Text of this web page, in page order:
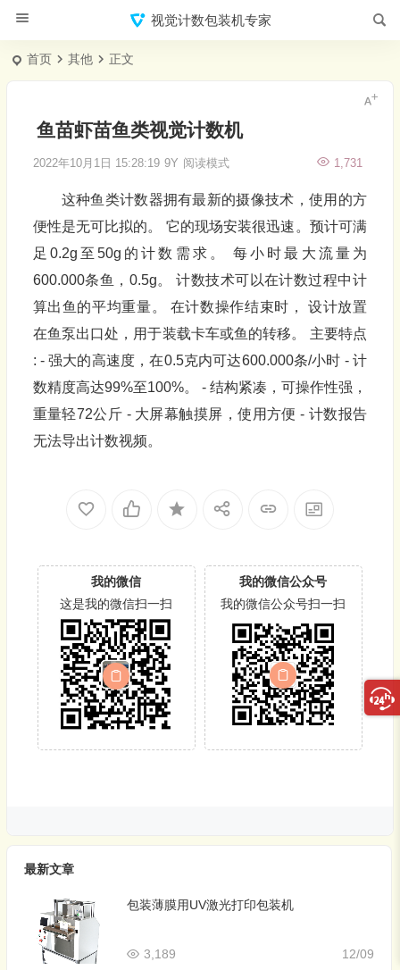
视觉计数包装机专家
首页 其他 正文
鱼苗虾苗鱼类视觉计数机
2022年10月1日 15:28:19 9Y 1,731
阅读模式
这种鱼类计数器拥有最新的摄像技术，使用的方
便性是无可比拟的。 它的现场安装很迅速。预计可满
足0.2g至50g的计数需求。 每小时最大流量为
600.000条鱼，0.5g。 计数技术可以在计数过程中计
算出鱼的平均重量。 在计数操作结束时， 设计放置
在鱼泵出口处，用于装载卡车或鱼的转移。 主要特点
: - 强大的高速度，在0.5克内可达600.000条/小时 - 计
数精度高达99%至100%。 - 结构紧凑，可操作性强，
重量轻72公斤 - 大屏幕触摸屏，使用方便 - 计数报告
无法导出计数视频。
我的微信
这是我的微信扫一扫
我的微信公众号
我的微信公众号扫一扫
最新文章
包装薄膜用UV激光打印包装机
12/09
3,189